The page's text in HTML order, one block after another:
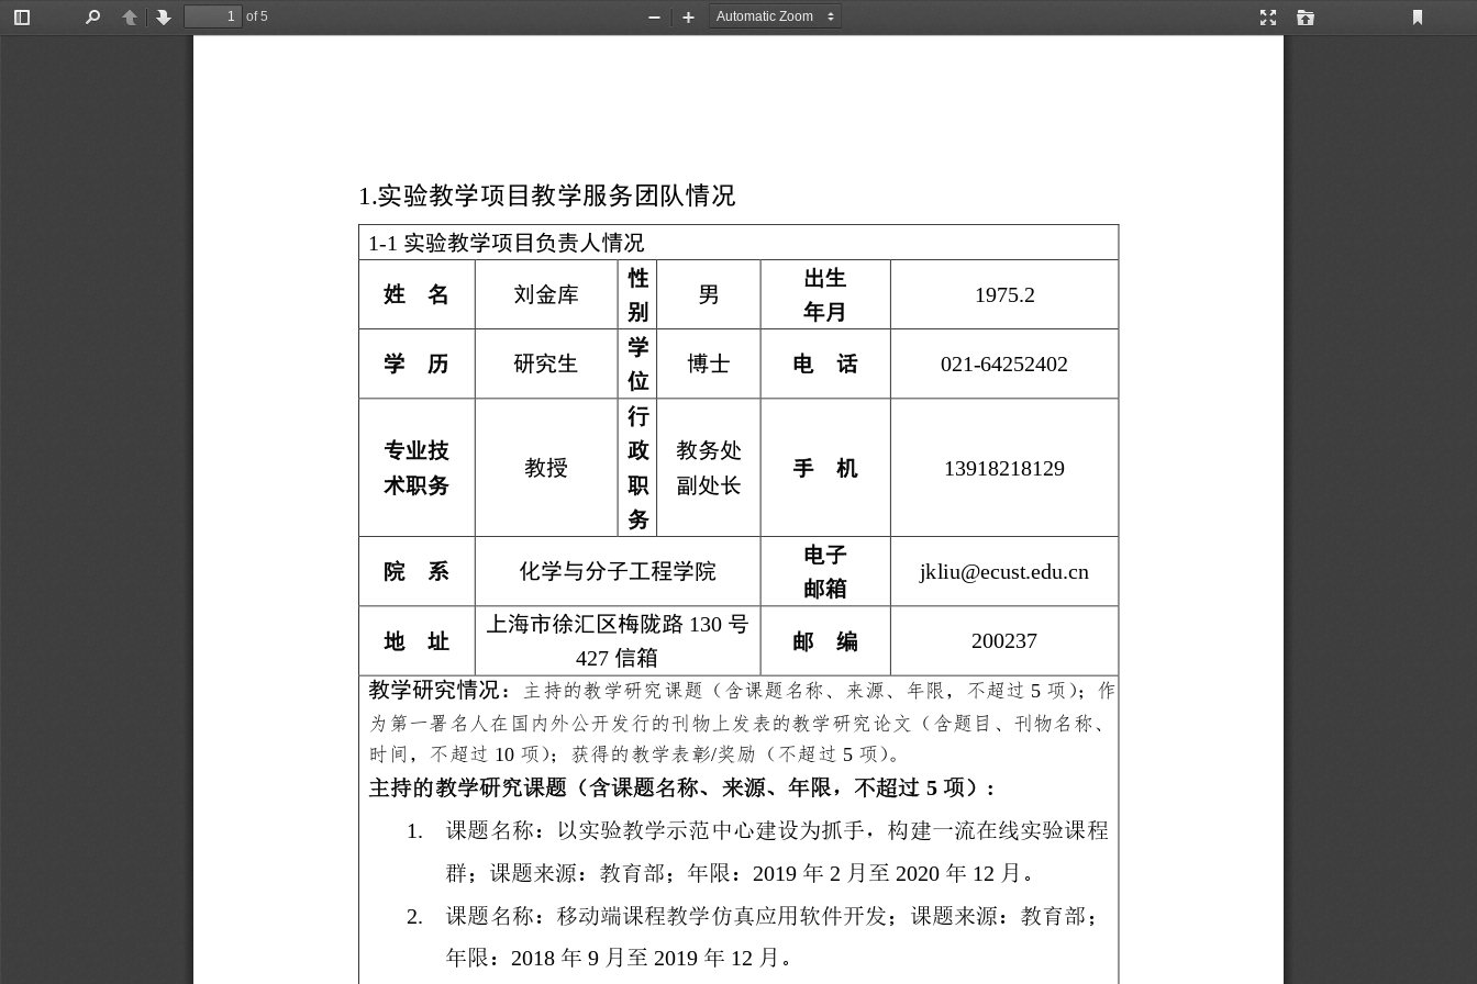
Toggle
PreviousNext
of 5
Presentation
Open
Current
Zoom
Zoom
1.实验教学项目教学服务团队情况
1-1 实验教学项目负责人情况
姓
名 刘金库
性
别
男
出生
年月
1975.2
学 历 研究生
学
位
博士 电 话 021-64252402
专业技
术职务
教授
行
政
职
务
教务处
副处长
手 机 13918218129
院 系 化学与分子工程学院
电子
邮箱
jkliu@ecust.edu.cn
地 址
上海市徐汇区梅陇路 130 号
427 信箱
邮 编 200237
教学研究情况： 主持的教学研究课题（含课题名称、来源、年限，不超过 5 项）；作
为第一署 名人在国内外公开发行的刊物上发表的教学研究论文（含题目、刊物名称、
时间，不超过 10 项）；获得的教学表彰/奖励（不超过 5 项）。
主持的教学研究课题（含课题名称、来源、年限，不超过 5 项） :
1.
课题名称：以实验教学示范中心建设为抓手，构建一流在线实验课程
群；课题来源：教育部；年限： 2019 年 2 月至 2020 年 12 月。
2.
课题名称：移动端课程教学仿真应用软件开发；课题来源：教育部；
年限：2018 年 9 月至 2019 年 12 月。